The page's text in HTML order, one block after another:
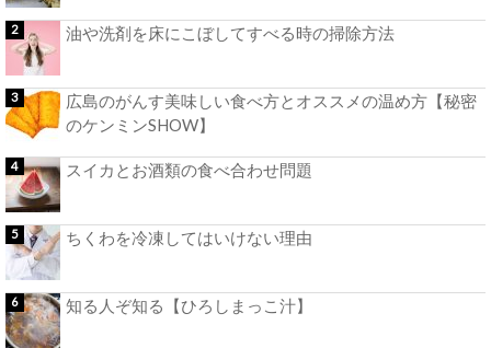
油や洗剤を床にこぼしてすべる時の掃除方法
広島のがんす美味しい食べ方とオススメの温め方【秘密
のケンミンSHOW】
スイカとお酒類の食べ合わせ問題
ちくわを冷凍してはいけない理由
知る人ぞ知る【ひろしまっこ汁】